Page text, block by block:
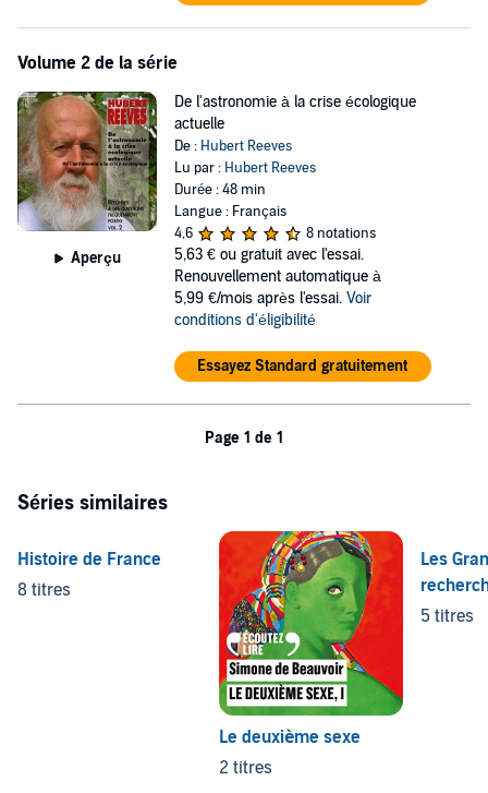
(p) 2005 spirit music - Hubert Reeves
Volume 2 de la série
Aperçu
De l'astronomie à la crise écologique
actuelle
De : Hubert Reeves
Lu par : Hubert Reeves
Durée : 48 min
Langue : Français
4,6
8 notations
5,63 € ou gratuit avec l'essai.
Renouvellement automatique à
5,99 €/mois après l'essai. Voir
conditions d'éligibilité
Essayez Standard gratuitement
Page 1 de 1
Séries similaires
Histoire de France
8 titres
Le deuxième sexe
2 titres
Les
5 titres